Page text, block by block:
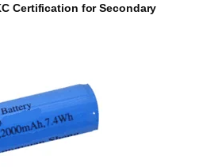
Certification for Secondary